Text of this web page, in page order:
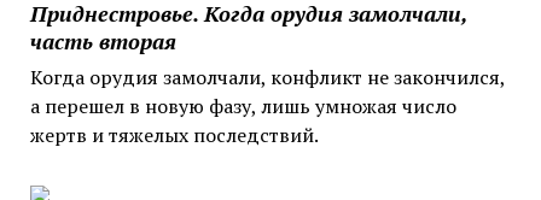
Приднестровье. Когда орудия замолчали,
часть вторая
Когда орудия замолчали, конфликт не закончился,
а перешел в новую фазу, лишь умножая число
жертв и тяжелых последствий.